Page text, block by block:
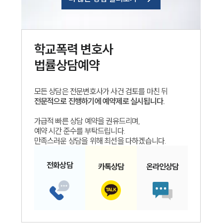
학교폭력 변호사
법률상담예약
모든 상담은 전문변호사가 사건 검토를 마친 뒤
전문적으로 진행하기에 예약제로 실시됩니다.
가급적 빠른 상담 예약을 권유드리며,
예약 시간 준수를 부탁드립니다.
만족스러운 상담을 위해 최선을 다하겠습니다.
전화상담 카톡상담 온라인상담